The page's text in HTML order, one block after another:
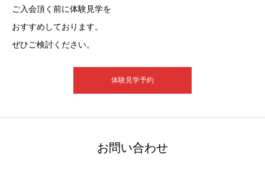
ご入会頂く前に体験見学を
おすすめしております。
ぜひご検討ください。
体験見学予約
お問い合わせ